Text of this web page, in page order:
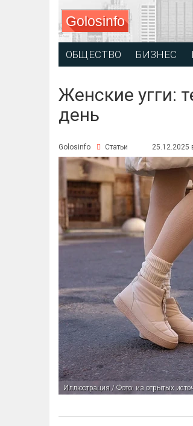
Golosinfo
ОБЩЕСТВО БИЗНЕС
Женские угги:
день
Golosinfo Статьи 25.12.2025
Иллюстрация / Фото: из отрытых